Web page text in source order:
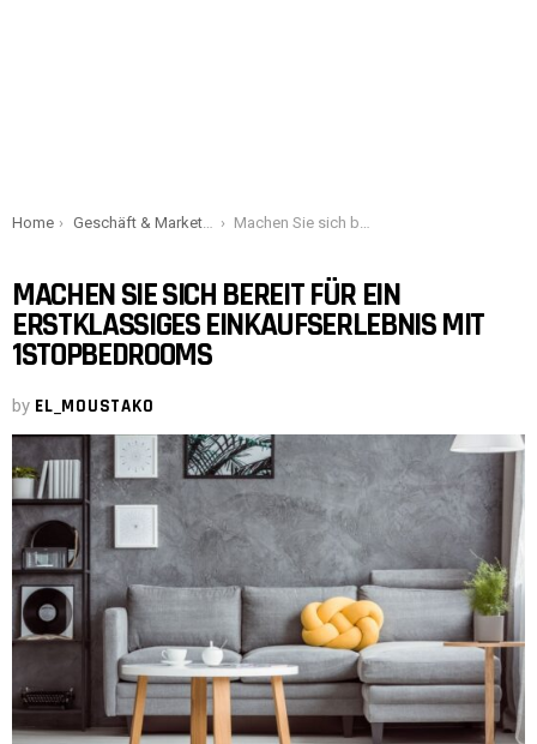
You are here:
Home Geschäft & Marketing Machen Sie sich bereit für ein erstklassiges Einkaufserlebnis mit 1StopBedrooms
MACHEN SIE SICH BEREIT FÜR EIN
ERSTKLASSIGES EINKAUFSERLEBNIS MIT
1STOPBEDROOMS
by EL_MOUSTAKO